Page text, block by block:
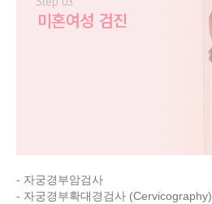
미혼여성 검진
- 자궁경부암검사
- 자궁경부확대경검사 (Cervicography)